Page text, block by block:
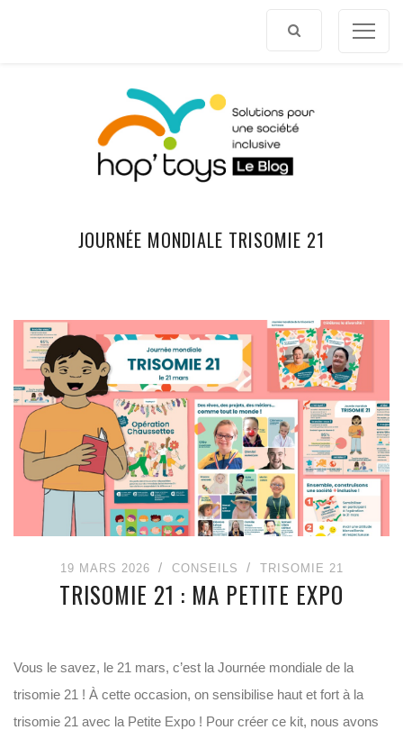
JOURNÉE MONDIALE TRISOMIE 21
19 MARS 2026 CONSEILS TRISOMIE 21
TRISOMIE 21 : MA PETITE EXPO
Vous le savez, le 21 mars, c’est la Journée mondiale de la
trisomie 21 ! À cette occasion, on sensibilise haut et fort à la
trisomie 21 avec la Petite Expo ! Pour créer ce kit, nous avons